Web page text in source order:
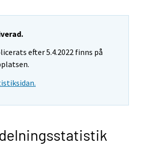
efter 5.4.2022 finns på